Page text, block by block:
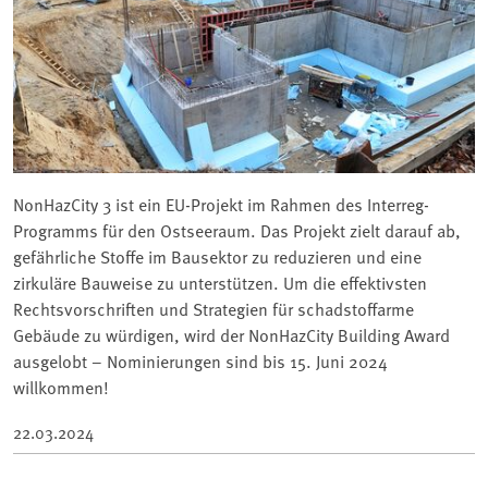
NonHazCity 3 ist ein EU-Projekt im Rahmen des Interreg-
Programms für den Ostseeraum. Das Projekt zielt darauf ab,
gefährliche Stoffe im Bausektor zu reduzieren und eine
zirkuläre Bauweise zu unterstützen. Um die effektivsten
Rechtsvorschriften und Strategien für schadstoffarme
Gebäude zu würdigen, wird der NonHazCity Building Award
ausgelobt – Nominierungen sind bis 15. Juni 2024
willkommen!
22.03.2024